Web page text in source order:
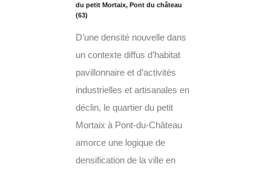
du petit Mortaix, Pont du château
(63)
D’une densité nouvelle dans
un contexte diffus d’habitat
pavillonnaire et d’activités
industrielles et artisanales en
déclin, le quartier du petit
Mortaix à Pont-du-Château
amorce une logique de
densification de la ville en